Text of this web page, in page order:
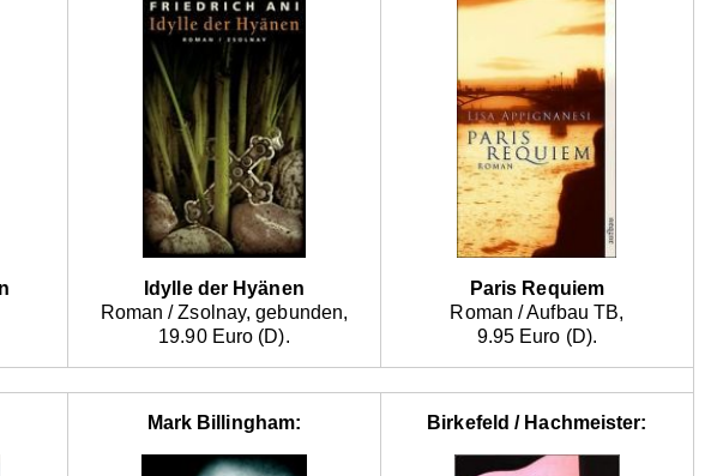
Idylle der Hyänen
Roman / Zsolnay, gebunden,
19.90 Euro (D).
Paris Requiem
Roman / Aufbau TB,
9.95 Euro (D).
Mark Billingham: Birkefeld / Hachmeister: